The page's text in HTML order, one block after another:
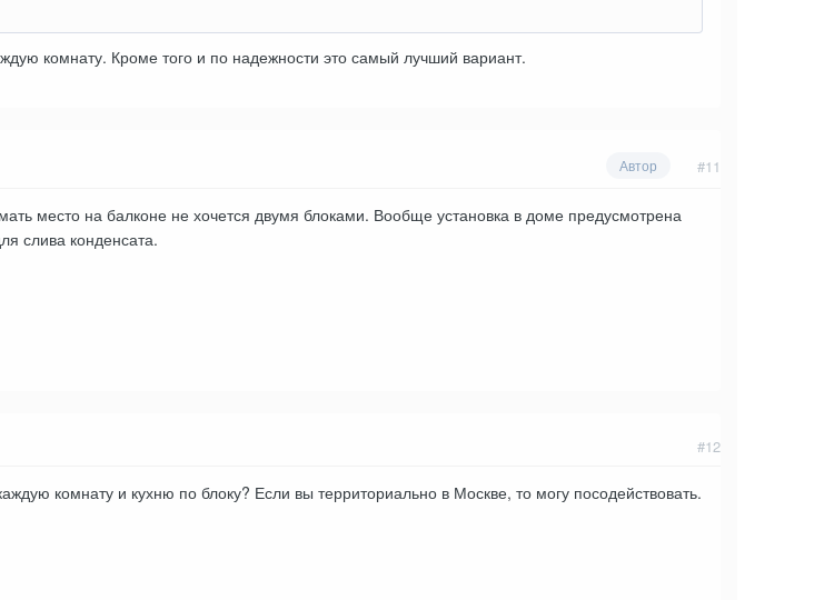
комнату. Кроме того и по надежности это самый лучший вариант.
Автор #11
место на балконе не хочется двумя блоками. Вообще установка в доме предусмотрена
слива конденсата.
#12
комнату и кухню по блоку? Если вы территориально в Москве, то могу посодействовать.